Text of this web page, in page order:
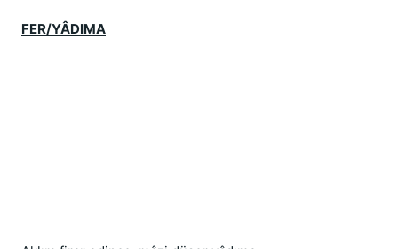
FER/YÂDIMA